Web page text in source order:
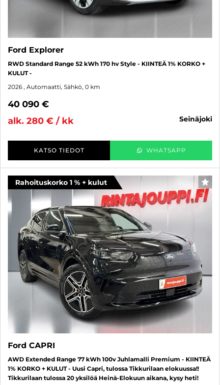
Ford Explorer
RWD Standard Range 52 kWh 170 hv Style - KIINTEÄ 1% KORKO +
KULUT -
2026 , Automaatti, Sähkö, 0 km
40 090 €
alk. 280 € / kk
seinäjoki
KATSO TIEDOT WHATSAPP
Rahoituskorko 1 % + kulut
Ford CAPRI
AWD Extended Range 77 kWh 100v Juhlamalli Premium - KIINTEÄ
1% KORKO + KULUT - Uusi Capri, tulossa Tikkurilaan elokuussa!!
Tikkurilaan tulossa 20 yksilöä Heinä-Elokuun aikana, kysy heti!